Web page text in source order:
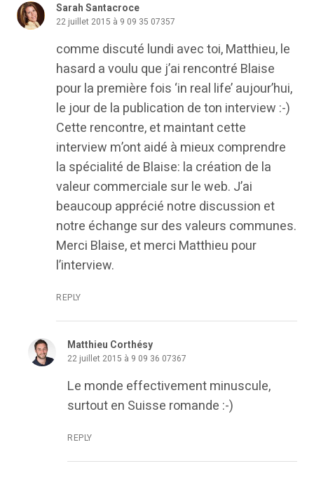
Sarah Santacroce
22 juillet 2015 à 9 09 35 07357
comme discuté lundi avec toi, Matthieu, le
hasard a voulu que j’ai rencontré Blaise
pour la première fois ‘in real life’ aujour’hui,
le jour de la publication de ton interview :-)
Cette rencontre, et maintant cette
interview m’ont aidé à mieux comprendre
la spécialité de Blaise: la création de la
valeur commerciale sur le web. J’ai
beaucoup apprécié notre discussion et
notre échange sur des valeurs communes.
Merci Blaise, et merci Matthieu pour
l’interview.
REPLY
Matthieu Corthésy
22 juillet 2015 à 9 09 36 07367
Le monde effectivement minuscule,
surtout en Suisse romande :-)
REPLY